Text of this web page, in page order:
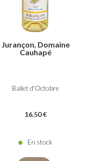
Jurançon, Domaine
Cauhapé
Ballet d'Octobre
16.50 €
En stock